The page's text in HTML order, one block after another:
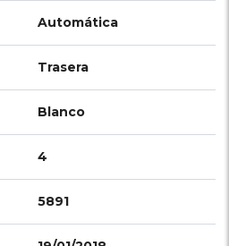
Automática
Trasera
Blanco
4
5891